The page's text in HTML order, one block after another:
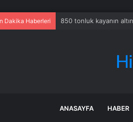
Dakika Haberleri 850 tonluk kayanın
ANASAYFA HABER